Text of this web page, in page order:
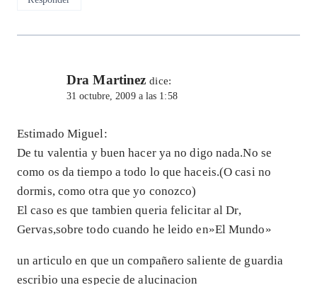
Dra Martinez dice:
31 octubre, 2009 a las 1:58
Estimado Miguel:
De tu valentia y buen hacer ya no digo nada.No se
como os da tiempo a todo lo que haceis.(O casi no
dormis, como otra que yo conozco)
El caso es que tambien queria felicitar al Dr,
Gervas,sobre todo cuando he leido en»El Mundo»
un articulo en que un compañero saliente de guardia
escribio una especie de alucinacion